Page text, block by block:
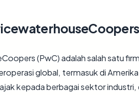
(PwC) adalah salah satu
global, termasuk di
kepada berbagai sektor